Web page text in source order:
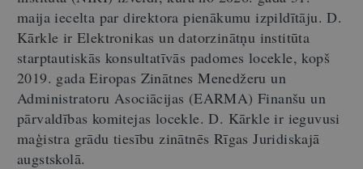
maija iecelta par direktora pienākumu izpildītāju. D.
Kārkle ir Elektronikas un datorzinātņu institūta
starptautiskās konsultatīvās padomes locekle, kopš
2019. gada Eiropas Zinātnes Menedžeru un
Administratoru Asociācijas (EARMA) Finanšu un
pārvaldības komitejas locekle. D. Kārkle ir ieguvusi
maģistra grādu tiesību zinātnēs Rīgas Juridiskajā
augstskolā.